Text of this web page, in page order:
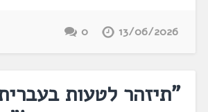
13/06/2026
0
"תיזהר לטעות